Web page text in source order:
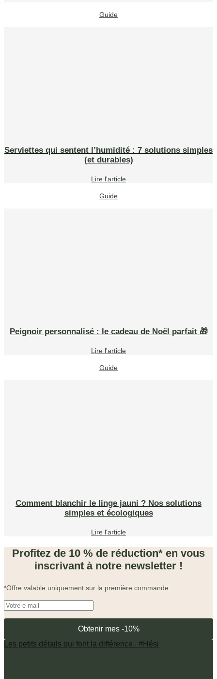
Guide
Serviettes qui sentent l’humidité : 7 solutions simples
(et durables)
Lire l'article
Guide
Peignoir personnalisé : le cadeau de Noël parfait 🎁
Lire l'article
Guide
Comment blanchir le linge jauni ? Nos solutions
simples et écologiques
Lire l'article
Profitez de 10 % de réduction* en vous
inscrivant à notre newsletter !
*Offre valable uniquement sur la première commande.
Les petits détails qui font la différence.. #Hési